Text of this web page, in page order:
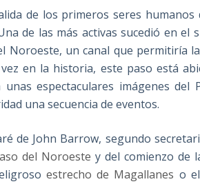
de los primeros seres
de las más activas sucedió en
Noroeste, un canal que permitiría
en la historia, este paso está
espectaculares imágenes
una secuencia de eventos.
de John Barrow, segundo
del Noroeste y del comienzo de
estrecho de Magallanes o el